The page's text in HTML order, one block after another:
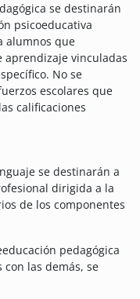
se destinarán
psicoeducativa
alumnos que
aprendizaje vinculadas
No se
escolares que
calificaciones
se destinarán a
dirigida a la
de los componentes
pedagógica
las demás, se